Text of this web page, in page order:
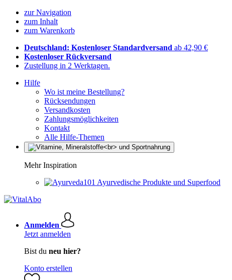
zur Navigation
zum Inhalt
zum Warenkorb
Deutschland: Kostenloser Standardversand ab 42,90 €
Kostenloser Rückversand
Zustellung in 2 Werktagen.
Hilfe
Wo ist meine Bestellung?
Rücksendungen
Versandkosten
Zahlungsmöglichkeiten
Kontakt
Alle Hilfe-Themen
Mehr Inspiration
Ayurvedische Produkte und Superfood
Anmelden
Jetzt anmelden
Bist du neu hier?
Konto erstellen